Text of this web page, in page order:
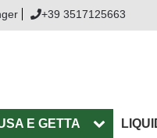
+39 3517125663
E GETTA